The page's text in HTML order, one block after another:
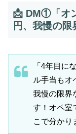
📩 DM①「オ
円、我慢の限
「4年目に
ル手当もオ
我慢の限界
す！オペ室
こで分かり